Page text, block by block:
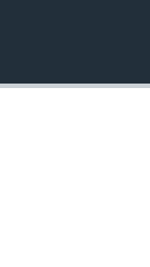
ကျော်